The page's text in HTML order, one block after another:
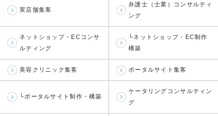
実店舗集客
弁護士（士業）コンサルティ
ング
ネットショップ・ECコンサ
ルティング
└ネットショップ・EC制作
構築
美容クリニック集客 ポータルサイト集客
└ポータルサイト制作・構築
ケータリングコンサルティン
グ